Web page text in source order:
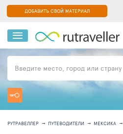
ДОБАВИТЬ СВОЙ МАТЕРИАЛ
Введите место, город или страну
РУТРАВЕЛЛЕР ПУТЕВОДИТЕЛИ МЕКСИКА